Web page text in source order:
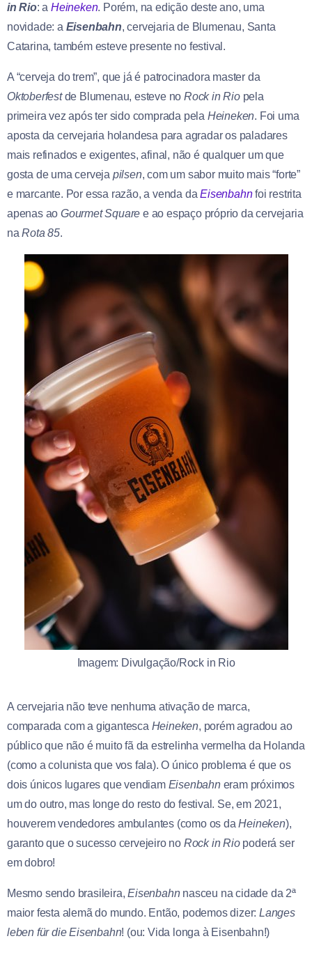
in Rio: aHeineken. Porém, na edição deste ano, uma
novidade: a Eisenbahn, cervejaria de Blumenau, Santa
Catarina, também esteve presente no festival.
A “cerveja do trem”, que já é patrocinadora master da
Oktoberfestde Blumenau, esteve noRock in Riopela
primeira vez após ter sido comprada pela Heineken. Foi uma
aposta da cervejaria holandesa para agradar os paladares
mais refinados e exigentes, afinal, não é qualquer um que
gosta de uma cerveja pilsen, com um sabor muito mais “forte”
e marcante. Por essa razão, a venda daEisenbahnfoi restrita
apenas aoGourmet Square e ao espaço próprio da cervejaria
naRota 85.
Imagem: Divulgação/Rock in Rio
A cervejaria não teve nenhuma ativação de marca,
comparada com a gigantesca Heineken, porém agradou ao
público que não é muito fã da estrelinha vermelha da Holanda
(como a colunista que vos fala). O único problema é que os
dois únicos lugares que vendiamEisenbahneram próximos
um do outro, mas longe do resto do festival. Se, em 2021,
houverem vendedores ambulantes (como os daHeineken),
garanto que o sucesso cervejeiro no Rock in Riopoderá ser
em dobro!
Mesmo sendo brasileira,Eisenbahnnasceu na cidade da 2ª
maior festa alemã do mundo. Então, podemos dizer: Langes
leben für die Eisenbahn! (ou: Vida longa à Eisenbahn!)